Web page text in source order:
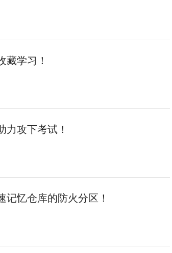
藏学习！
力攻下考试！
记忆仓库的防火分区！